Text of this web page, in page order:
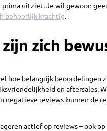
uitziet. Je wil gewoon
behoorlijk krachtig.
zich
hoe belangrijk beoordelingen
en aftersales.
negatieve reviews kunnen de
actief op reviews – ook